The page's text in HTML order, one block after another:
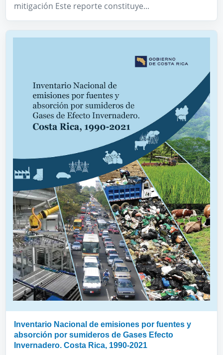
mitigación Este reporte constituye...
Inventario Nacional de emisiones por fuentes y
absorción por sumideros de Gases Efecto
Invernadero. Costa Rica, 1990-2021